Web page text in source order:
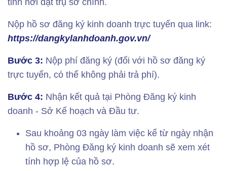
tỉnh nơi đặt trụ sở chính.
Nộp hồ sơ đăng ký kinh doanh trực tuyến qua link:
https://dangkylanhdoanh.gov.vn/
Bước 3: Nộp phí đăng ký (đối với hồ sơ đăng ký
trực tuyến, có thể không phải trả phí).
Bước 4: Nhận kết quả tại Phòng Đăng ký kinh
doanh - Sở Kế hoạch và Đầu tư.
Sau khoảng 03 ngày làm việc kể từ ngày nhận
hồ sơ, Phòng Đăng ký kinh doanh sẽ xem xét
tính hợp lệ của hồ sơ.